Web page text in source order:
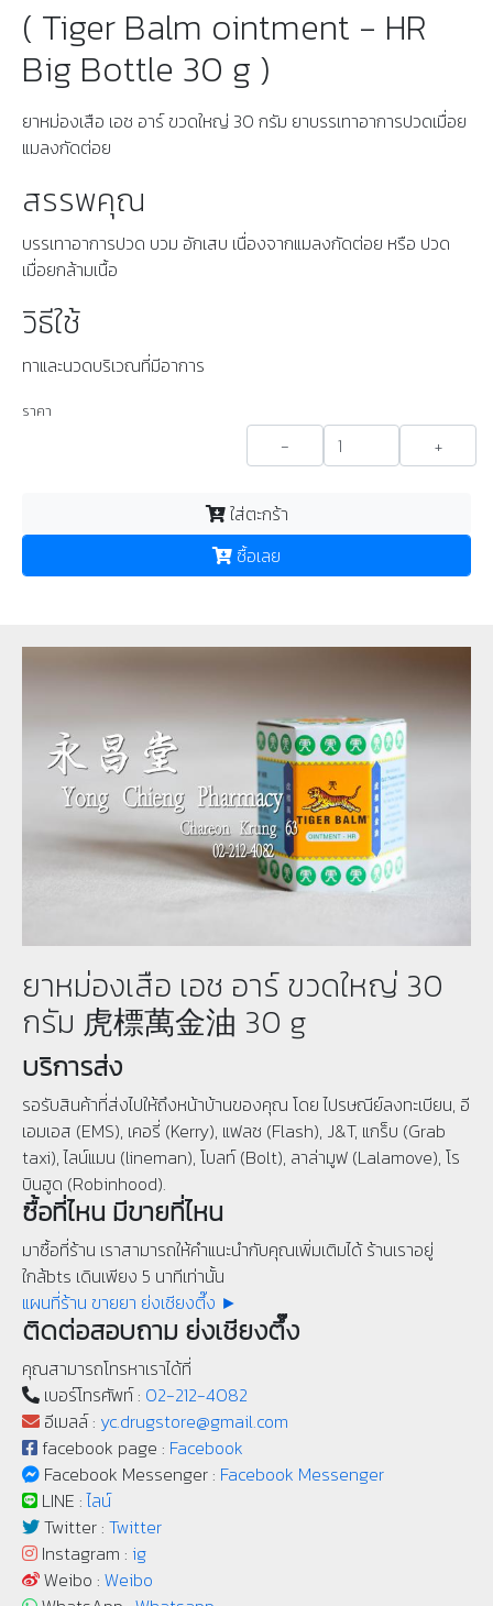
( Tiger Balm ointment - HR
Big Bottle 30 g )
ยาหม่องเสือ เอช อาร์ ขวดใหญ่ 30 กรัม ยาบรรเทาอาการปวดเมื่อย
แมลงกัดต่อย
สรรพคุณ
บรรเทาอาการปวด บวม อักเสบ เนื่องจากแมลงกัดต่อย หรือ ปวด
เมื่อยกล้ามเนื้อ
วิธีใช้
ทาและนวดบริเวณที่มีอาการ
ราคา
- +
ใส่ตะกร้า
ซื้อเลย
ยาหม่องเสือ เอช อาร์ ขวดใหญ่ 30
กรัม 虎標萬金油 30 g
บริการส่ง
รอรับสินค้าที่ส่งไปให้ถึงหน้าบ้านของคุณ โดย ไปรษณีย์ลงทะเบียน, อี
เอมเอส (EMS), เคอรี่ (Kerry), แฟลช (Flash), J&T, แกร็บ (Grab
taxi), ไลน์แมน (lineman), โบลท์ (Bolt), ลาล่ามูฟ (Lalamove), โร
บินฮูด (Robinhood).
ซื้อที่ไหน มีขายที่ไหน
มาซื้อที่ร้าน เราสามารถให้คำแนะนำกับคุณเพิ่มเติมได้ ร้านเราอยู่
ใกล้bts เดินเพียง 5 นาทีเท่านั้น
แผนที่ร้าน ขายยา ย่งเชียงตึ๊ง ►
ติดต่อสอบถาม ย่งเชียงตึ๊ง
คุณสามารถโทรหาเราได้ที่
เบอร์โทรศัพท์ : 02-212-4082
อีเมลล์ : yc.drugstore@gmail.com
facebook page : Facebook
Facebook Messenger : Facebook Messenger
LINE :ไลน์
Twitter : Twitter
Instagram : ig
Weibo : Weibo